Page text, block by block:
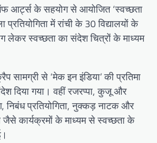
के सहयोग से आयोजित ‘स्वच्छता
में रांची के 30 विद्यालयों के
लेकर स्वच्छता का संदेश चित्रों के माध्यम
सामग्री से ‘मेक इन इंडिया’ की प्रतिमा
दिया गया। वहीं रजरप्पा, कुजू और
निबंध प्रतियोगिता, नुक्कड़ नाटक और
कार्यक्रमों के माध्यम से स्वच्छता के